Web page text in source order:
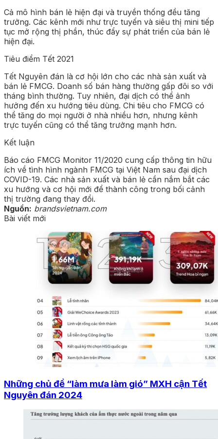
Cả mô hình bán lẻ hiện đại và truyền thống đều tăng
trưởng. Các kênh mới như trực tuyến và siêu thị mini tiếp
tục mở rộng thị phần, thúc đẩy sự phát triển của bán lẻ
hiện đại.
Tiêu điểm Tết 2021
Tết Nguyên đán là cơ hội lớn cho các nhà sản xuất và
bán lẻ FMCG. Doanh số bán hàng thường gấp đôi so với
tháng bình thường. Tuy nhiên, đại dịch có thể ảnh
hưởng đến xu hướng tiêu dùng. Chi tiêu cho FMCG có
thể tăng do mọi người ở nhà nhiều hơn, nhưng kênh
trực tuyến cũng có thể tăng trưởng mạnh hơn.
Kết luận
Báo cáo FMCG Monitor 11/2020 cung cấp thông tin hữu
ích về tình hình ngành FMCG tại Việt Nam sau đại dịch
COVID-19. Các nhà sản xuất và bán lẻ cần nắm bắt các
xu hướng và cơ hội mới để thành công trong bối cảnh
thị trường đang thay đổi.
Nguồn: brandsvietnam.com
Bài viết mới
Những chủ đề “làm mưa làm gió” MXH cận Tết
Nguyên đán 2024